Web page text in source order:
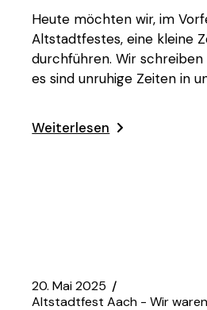
Heute möchten wir, im
Altstadtfestes, eine kleine
durchführen. Wir schreiben
es sind unruhige Zeiten in
Weiterlesen
20. Mai 2025
Altstadtfest Aach - Wir